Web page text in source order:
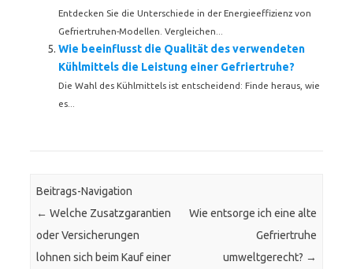
Entdecken Sie die Unterschiede in der Energieeffizienz von
Gefriertruhen-Modellen. Vergleichen...
Wie beeinflusst die Qualität des verwendeten
Kühlmittels die Leistung einer Gefriertruhe?
Die Wahl des Kühlmittels ist entscheidend: Finde heraus, wie
es...
Beitrags-Navigation
← Welche Zusatzgarantien
oder Versicherungen
lohnen sich beim Kauf einer
Wie entsorge ich eine alte
Gefriertruhe
umweltgerecht? →